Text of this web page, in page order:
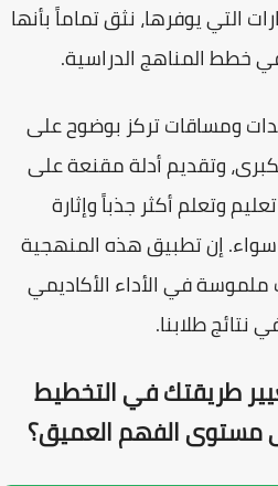
التي يوفرها، نثق تماماً بأنها
المناهج الدراسية.
ومساقات تركز بوضوح على
، وتقديم أدلة مقنعة على
وتعلم أكثر جذباً وإثارة
إن تطبيق هذه المنهجية
في الأداء الأكاديمي
طلابنا.
طريقتك في التخطيط
مستوى الفهم العميق؟